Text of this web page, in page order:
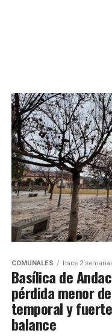
COMUNALES hace 2
Basílica de
pérdida menor
temporal y
balance